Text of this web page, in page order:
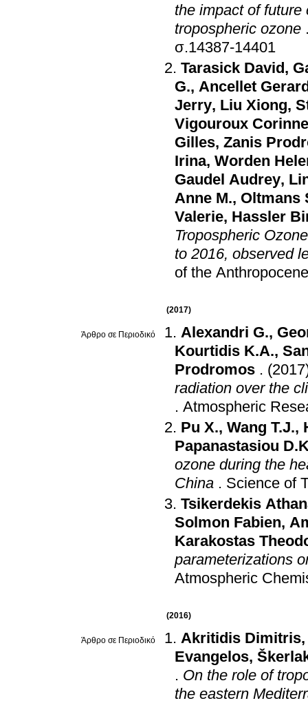
the impact of
tropospheric ozone
σ.14387-14401
Tarasick David ,
G., Ancellet
Jerry, Liu Xiong,
Vigouroux Corinne
Gilles, Zanis
Irina, Worden
Gaudel Audrey,
Anne M., Oltmans
Valerie, Hassler
Tropospheric
to 2016, observed
of the Anthropocene
(2017)
Άρθρο σε Περιοδικό Alexandri G.,
Kourtidis K.A.,
Prodromos .
radiation over the
. Atmospheric
Pu X., Wang T.J.,
Papanastasiou
ozone during the
China . Science of
Tsikerdekis
Solmon Fabien,
Karakostas
parameterizations
Atmospheric
(2016)
Άρθρο σε Περιοδικό Akritidis Dimitris
Evangelos,
. On the role of
the eastern